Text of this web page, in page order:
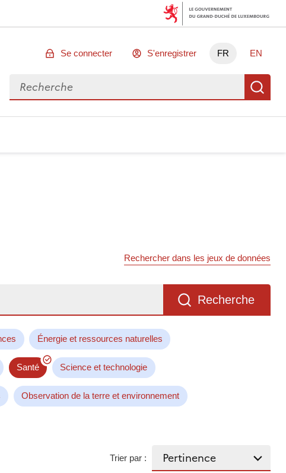
Se connecter S'enregistrer FR EN
Rechercher des données
Rechercher dans les jeux de données
Recherche
Énergie et ressources naturelles
Santé Science et technologie
Observation de la terre et environnement
Trier par :